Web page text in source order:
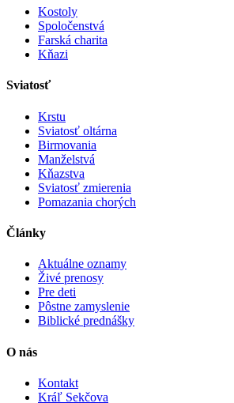
Kostoly
Spoločenstvá
Farská charita
Kňazi
Sviatosť
Krstu
Sviatosť oltárna
Birmovania
Manželstvá
Kňazstva
Sviatosť zmierenia
Pomazania chorých
Články
Aktuálne oznamy
Živé prenosy
Pre deti
Pôstne zamyslenie
Biblické prednášky
O nás
Kontakt
Kráľ Sekčova